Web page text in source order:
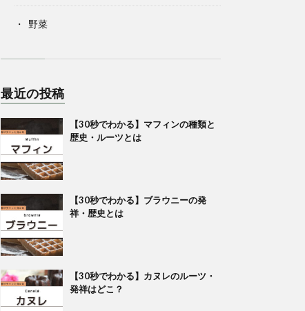
野菜
最近の投稿
【30秒でわかる】マフィンの種類と
歴史・ルーツとは
【30秒でわかる】ブラウニーの発
祥・歴史とは
【30秒でわかる】カヌレのルーツ・
発祥はどこ？